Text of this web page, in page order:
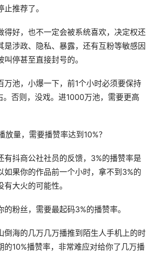
止推荐了。
得好，也不一定会被系统喜欢，决定权还
是涉政、隐私、暴露，还有互粉等敏感因
叫停甚至直接封号的。
万池，小爆一下，前1个小时必须要保持
。否则，没戏。进1000万池，需要更高
放量，需要播赞率达到10%？
有抖商公社社员的反馈，3%的播赞率是
如果你的作品前一个小时，拿不到3%的
有大火的可能性。
的粉丝，需要最起码3%的播赞率。
倒海的几万几万播推到陌生人手机上的时
的10%播赞率，非常难应对给你了几万播